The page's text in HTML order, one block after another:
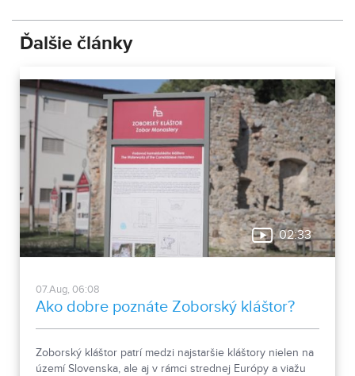
Ďalšie články
02:33
07.Aug, 06:08
Ako dobre poznáte Zoborský kláštor?
Zoborský kláštor patrí medzi najstaršie kláštory nielen na
území Slovenska, ale aj v rámci strednej Európy a viažu